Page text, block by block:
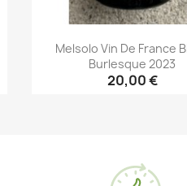
Melsolo Vin De France
Burlesque 2023
20,00 €